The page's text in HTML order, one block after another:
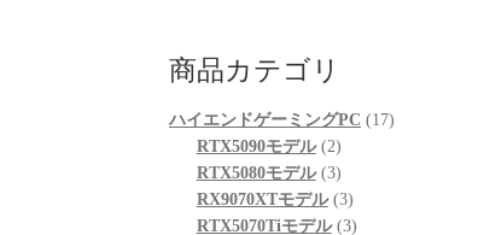
も喜んでおります。
次回購入の際の比較ショッ
プとして入りそうです。
商品カテゴリ
ハイエンドゲーミングPC 1717
RTX5090モデル 22
個
の
商
RTX5080モデル 33
個
の
RX9070XTモデル 33
個
RTX5070Tiモデル 33